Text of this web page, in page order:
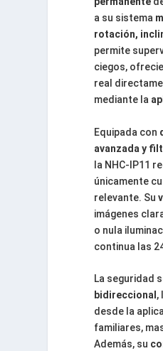
a su sistema
rotación,
permite
ciegos,
real
mediante la
Equipada con
avanzada y
la NHC-IP11
únicamente
relevante. Su
imágenes
o nula
continua las
La seguridad
bidireccional ,
desde la
familiares,
Además, su